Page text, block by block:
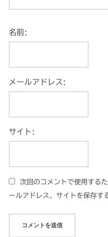
名前:
メールアドレス:
サイト:
次回のコメントで使用する
ールアドレス、サイトを保存す